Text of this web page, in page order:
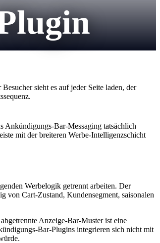
sieht es auf jeder Seite laden, der
Ankündigungs-Bar-Messaging tatsächlich
mit der breiteren Werbe-Intelligenzschicht
Werbelogik getrennt arbeiten. Der
von Cart-Zustand, Kundensegment, saisonalen
Anzeige-Bar-Muster ist eine
Bar-Plugins integrieren sich nicht mit